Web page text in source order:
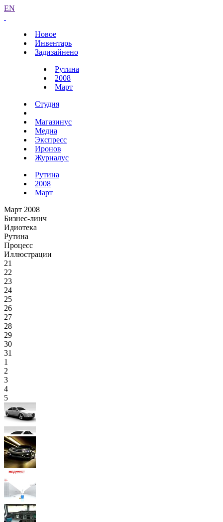
EN
Новое
Инвентарь
Задизайнено
Рутина
2008
Март
Студия
Магазинус
Медиа
Экспресс
Иронов
Журналус
Рутина
2008
Март
Март 2008
Бизнес-линч
Идиотека
Рутина
Процесс
Иллюстрации
21
22
23
24
25
26
27
28
29
30
31
1
2
3
4
5